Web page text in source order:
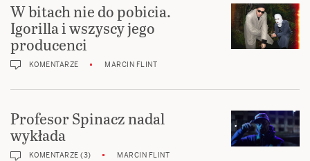
W bitach nie do pobicia.
Igorilla i wszyscy jego
producenci
KOMENTARZE MARCIN FLINT
Profesor Spinacz nadal
wykłada
KOMENTARZE (3) MARCIN FLINT